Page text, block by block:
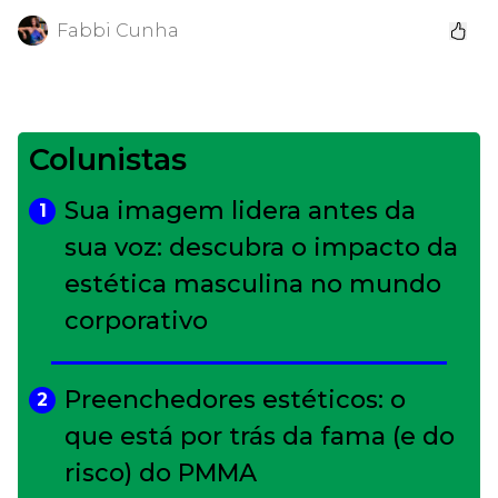
Fabbi Cunha
Colunistas
1
Sua imagem lidera antes da
sua voz: descubra o impacto da
estética masculina no mundo
corporativo
2
Preenchedores estéticos: o
que está por trás da fama (e do
risco) do PMMA